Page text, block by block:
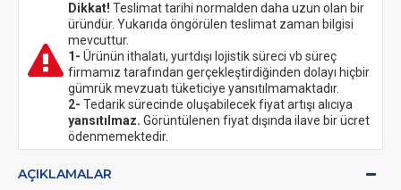
Dikkat! Teslimat tarihi normalden daha uzun olan bir
üründür. Yukarıda öngörülen teslimat zaman bilgisi
mevcuttur.
1- Ürünün ithalatı, yurtdışı lojistik süreci vb süreç
firmamız tarafından gerçekleştirdiğinden dolayı hiçbir
gümrük mevzuatı tüketiciye yansıtılmamaktadır.
2- Tedarik sürecinde oluşabilecek fiyat artışı alıcıya
yansıtılmaz. Görüntülenen fiyat dışında ilave bir ücret
ödenmemektedir.
AÇIKLAMALAR